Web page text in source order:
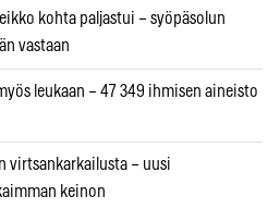
kohta paljastui – syöpäsolun
vastaan
leukaan – 47 349 ihmisen aineisto
virtsankarkailusta – uusi
keinon